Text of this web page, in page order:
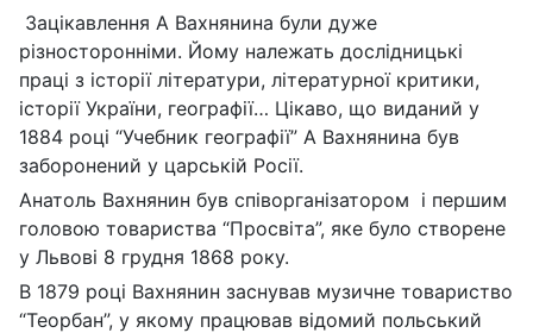
Зацікавлення А Вахнянина були дуже
різносторонніми. Йому належать дослідницькі
праці з історії літератури, літературної критики,
історії України, географії… Цікаво, що виданий у
1884 році “Учебник географії” А Вахнянина був
заборонений у царській Росії.
Анатоль Вахнянин був cпіворганізатором і першим
головою товариства “Просвіта”, яке було створене
у Львові 8 грудня 1868 року.
В 1879 році Вахнянин заснував музичне товариство
“Теорбан”, у якому працював відомий польський